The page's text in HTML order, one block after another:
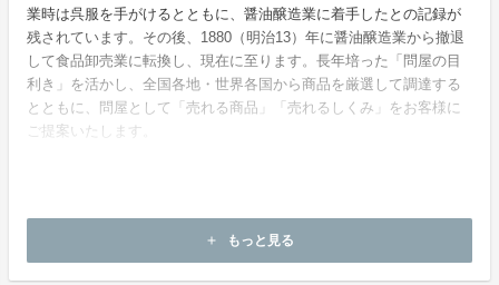
業時は呉服を手がけるとともに、醤油醸造業に着手したとの記録が
残されています。その後、1880（明治13）年に醤油醸造業から撤退
して食品卸売業に転換し、現在に至ります。長年培った「問屋の目
利き」を活かし、全国各地・世界各国から商品を厳選して調達する
とともに、問屋として「売れる商品」「売れるしくみ」をお客様に
ご提案いたします。
add もっと見る